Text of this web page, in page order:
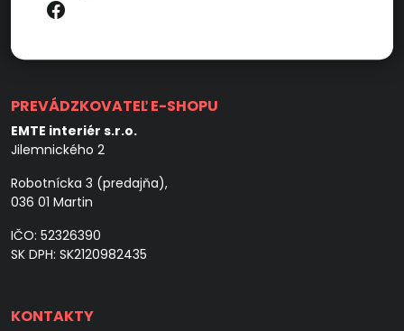
PREVÁDZKOVATEĽ E-SHOPU
EMTE interiér s.r.o.
Jilemnického 2
Robotnícka 3 (predajňa),
036 01 Martin
IČO: 52326390
SK DPH: SK2120982435
KONTAKTY